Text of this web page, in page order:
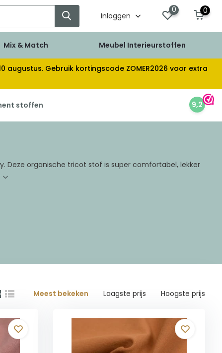
Inloggen
0 0
Mix & Match Meubel Interieurstoffen
augustus. Gebruik kortingscode ZOMER2026 voor extra
stoffen 9,2
Deze organische tricot stof is super comfortabel, lekker
Meest bekeken Laagste prijs Hoogste prijs